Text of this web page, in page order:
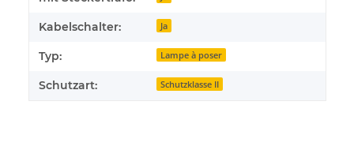
Kabelschalter: Ja
Typ: Lampe à poser
Schutzart: Schutzklasse II